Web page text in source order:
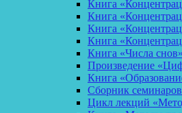
Книга
Книга
Книга
Книга
Книга «Числа снов»
Произведение
Книга
Сборник
Цикл лекций